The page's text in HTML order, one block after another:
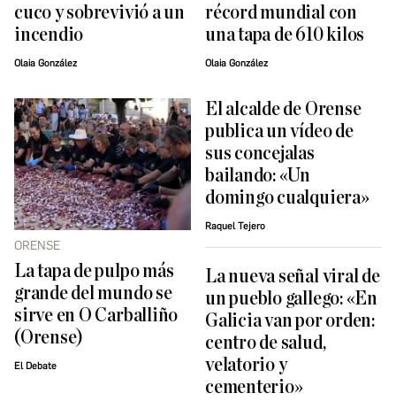
cuco y sobrevivió a un
incendio
Olaia González
récord mundial con
una tapa de 610 kilos
Olaia González
ORENSE
La tapa de pulpo más
grande del mundo se
sirve en O Carballiño
(Orense)
El Debate
El alcalde de Orense
publica un vídeo de
sus concejalas
bailando: «Un
domingo cualquiera»
Raquel Tejero
La nueva señal viral de
un pueblo gallego: «En
Galicia van por orden:
centro de salud,
velatorio y
cementerio»